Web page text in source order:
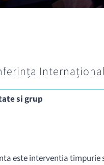
si grup
este interventia timpurie